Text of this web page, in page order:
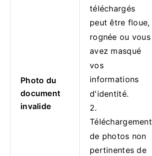
Photo du
document
invalide
téléchargés
peut être floue,
rognée ou vous
avez masqué
vos
informations
d'identité.
2.
Téléchargement
de photos non
pertinentes de